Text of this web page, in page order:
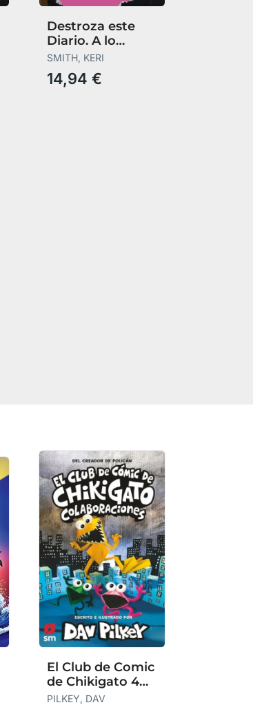
Destroza este
Diario. A lo
Grande
SMITH, KERI
14,94 €
El Club de Comic
de Chikigato 4
Colaboraciones
PILKEY, DAV